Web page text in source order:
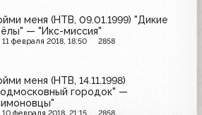
меня (НТВ, 09.01.1999) "Дикие
— "Икс-миссия"
11 февраля 2018, 18:50 2858
меня (НТВ, 14.11.1998)
городок" —